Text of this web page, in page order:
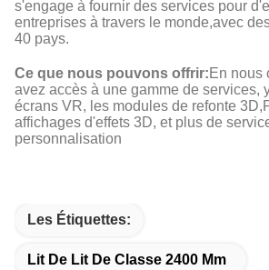
s'engage à fournir des services pour
entreprises à travers le monde,avec
40 pays.
Ce que nous pouvons offrir:En nous
avez accès à une gamme de services,
écrans VR, les modules de refonte
affichages d'effets 3D, et plus de
personnalisation
Les Étiquettes:
Lit De Lit De Classe 2400 Mm